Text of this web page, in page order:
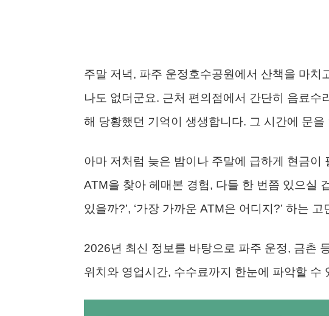
주말 저녁, 파주 운정호수공원에서 산책을 마치
나도 없더군요. 근처 편의점에서 간단히 음료수
해 당황했던 기억이 생생합니다. 그 시간에 문
아마 저처럼 늦은 밤이나 주말에 급하게 현금이
ATM을 찾아 헤매본 경험, 다들 한 번쯤 있으실
있을까?’, ‘가장 가까운 ATM은 어디지?’ 하는
2026년 최신 정보를 바탕으로 파주 운정, 금촌
위치와 영업시간, 수수료까지 한눈에 파악할 수